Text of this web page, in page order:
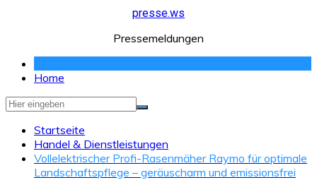
presse.ws
Pressemeldungen
Home
Startseite
Handel & Dienstleistungen
Vollelektrischer Profi-Rasenmäher Raymo für optimale
Landschaftspflege – geräuscharm und emissionsfrei